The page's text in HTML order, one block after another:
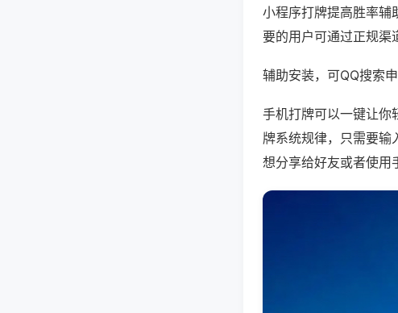
小程序打牌提高胜率辅
要的用户可通过正规渠
辅助安装，可QQ搜索
手机打牌可以一键让你
牌系统规律，只需要输
想分享给好友或者使用